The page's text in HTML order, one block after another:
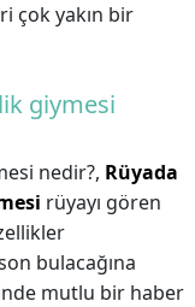
çok yakın bir
giymesi
nedir?, Rüyada
rüyayı gören
bulacağına
mutlu bir haber